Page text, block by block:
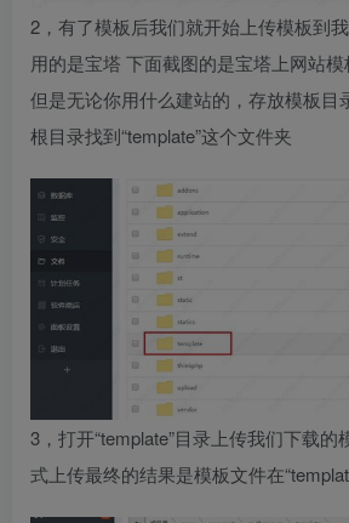
2，有了模板后我们就开始上传模板到
用的是宝塔 下面截图的是宝塔上网站模
但是无论你用什么建站的，存放模板目
根目录找到“template”这个文件夹
3，打开“template”目录上传我们下载
式上传最终的结果是模板文件在